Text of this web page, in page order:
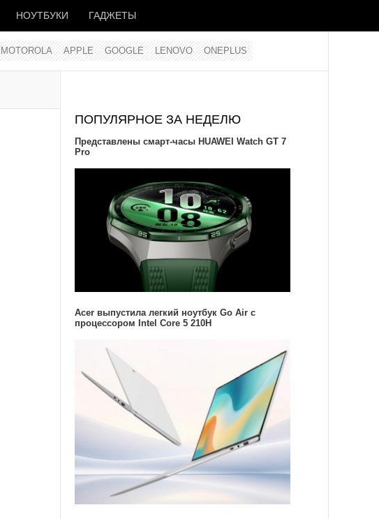
НОУТБУКИ ГАДЖЕТЫ
MOTOROLA APPLE GOOGLE LENOVO ONEPLUS
ПОПУЛЯРНОЕ ЗА НЕДЕЛЮ
Представлены смарт-часы HUAWEI Watch GT 7
Pro
Acer выпустила легкий ноутбук Go Air c
процессором Intel Core 5 210H